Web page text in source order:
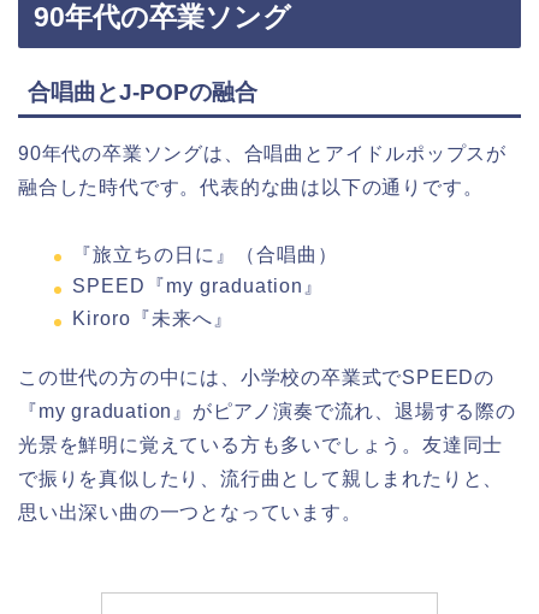
90年代の卒業ソング
合唱曲とJ-POPの融合
90年代の卒業ソングは、合唱曲とアイドルポップスが
融合した時代です。代表的な曲は以下の通りです。
『旅立ちの日に』（合唱曲）
SPEED『my graduation』
Kiroro『未来へ』
この世代の方の中には、小学校の卒業式でSPEEDの
『my graduation』がピアノ演奏で流れ、退場する際の
光景を鮮明に覚えている方も多いでしょう。友達同士
で振りを真似したり、流行曲として親しまれたりと、
思い出深い曲の一つとなっています。